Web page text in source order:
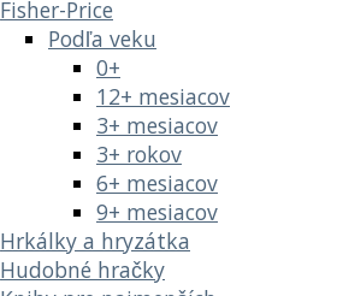
Fisher-Price
Podľa veku
0+
12+ mesiacov
3+ mesiacov
3+ rokov
6+ mesiacov
9+ mesiacov
Hrkálky a hryzátka
Hudobné hračky